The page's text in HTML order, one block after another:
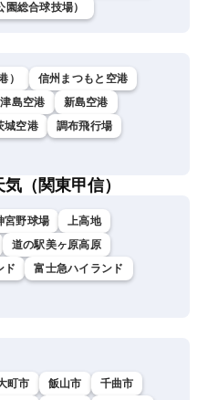
総合球技場）
）
信州まつもと空港
島空港
新島空港
城空港
調布飛行場
（関東甲信）
宮野球場
上高地
道の駅美ヶ原高原
ド
富士急ハイランド
町市 飯山市
千曲市